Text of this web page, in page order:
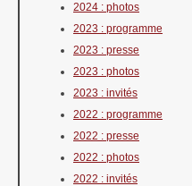
2024 : photos
2023 : programme
2023 : presse
2023 : photos
2023 : invités
2022 : programme
2022 : presse
2022 : photos
2022 : invités